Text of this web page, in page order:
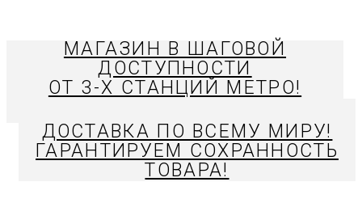
МАГАЗИН В ШАГОВОЙ
ДОСТУПНОСТИ
ОТ 3-Х СТАНЦИЙ МЕТРО!
ДОСТАВКА ПО ВСЕМУ МИРУ!
ГАРАНТИРУЕМ СОХРАННОСТЬ
ТОВАРА!